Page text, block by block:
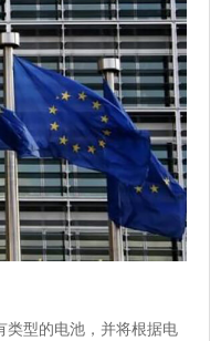
类型的电池，并将根据电